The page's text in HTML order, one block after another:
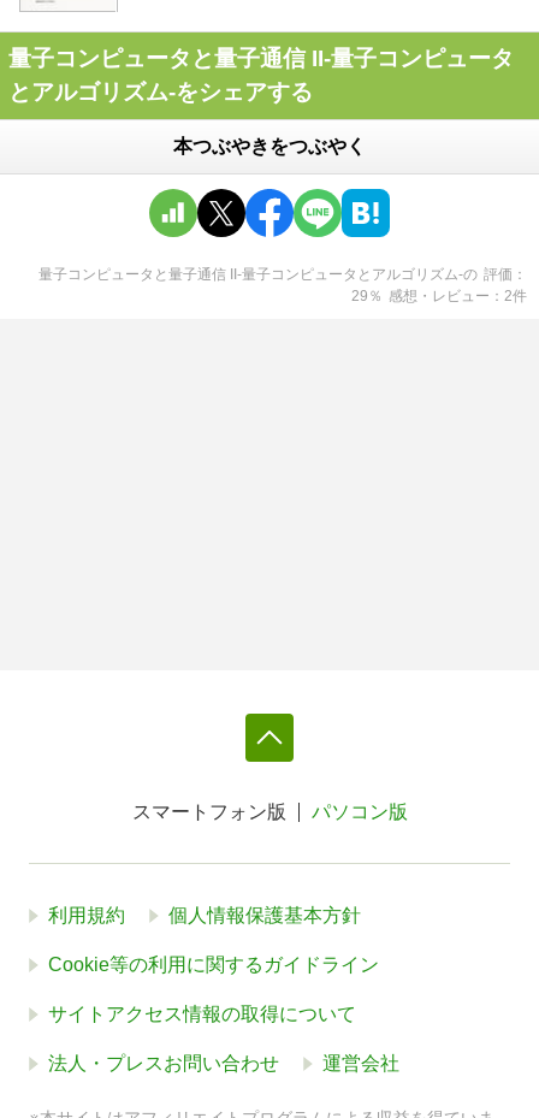
量子コンピュータと量子通信 II-量子コンピュータ
とアルゴリズム-をシェアする
本つぶやきをつぶやく
量子コンピュータと量子通信 II-量子コンピュータとアルゴリズム-の 評価
29 ％ 感想・レビュー 2件
スマートフォン版 パソコン版
利用規約 個人情報保護基本方針
Cookie等の利用に関するガイドライン
サイトアクセス情報の取得について
法人・プレスお問い合わせ 運営会社